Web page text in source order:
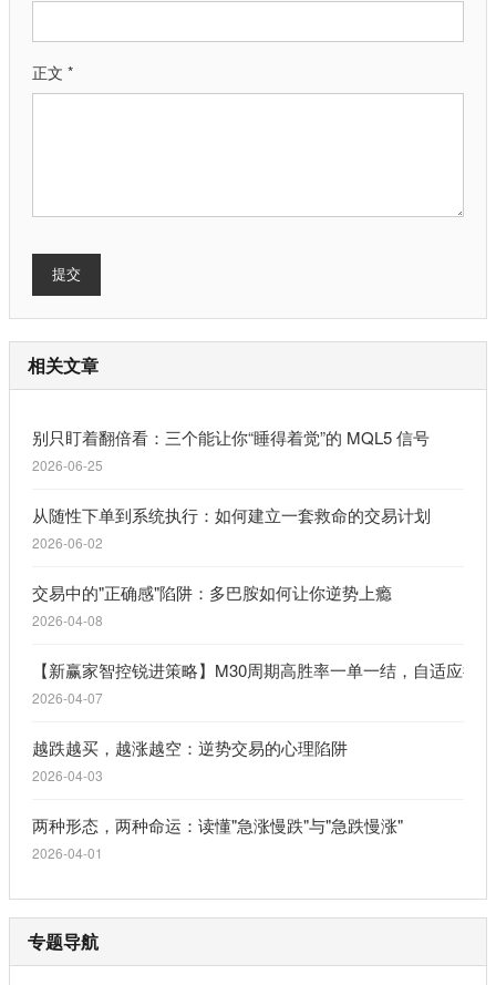
正文 *
提交
相关文章
别只盯着翻倍看：三个能让你“睡得着觉”的 MQL5 信号
2026-06-25
从随性下单到系统执行：如何建立一套救命的交易计划
2026-06-02
交易中的"正确感"陷阱：多巴胺如何让你逆势上瘾
2026-04-08
【新赢家智控锐进策略】M30周期高胜率一单一结，自适应行
2026-04-07
越跌越买，越涨越空：逆势交易的心理陷阱
2026-04-03
两种形态，两种命运：读懂"急涨慢跌"与"急跌慢涨"
2026-04-01
专题导航